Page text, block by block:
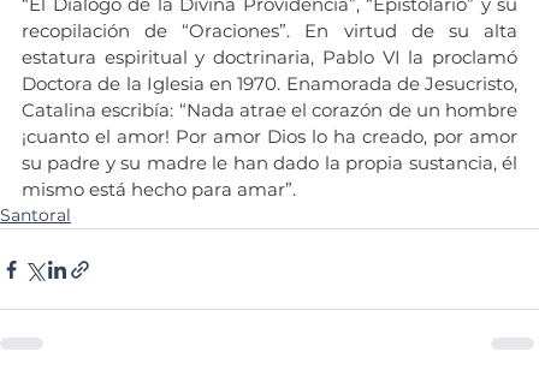
recopilación de “Oraciones”. En virtud de su alta
estatura espiritual y doctrinaria, Pablo VI la proclamó
Doctora de la Iglesia en 1970. Enamorada de Jesucristo,
Catalina escribía: “Nada atrae el corazón de un hombre
¡cuanto el amor! Por amor Dios lo ha creado, por amor
su padre y su madre le han dado la propia sustancia, él
mismo está hecho para amar”.
Santoral